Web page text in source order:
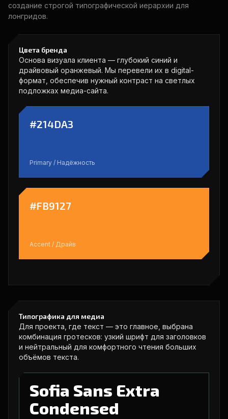
создание строгой типографической иерархии для
лонгридов.
Цвета бренда
Основа визуала клиента — глубокий синий и
драйвовый оранжевый. Мы перевели их в digital-
формат, обеспечив нужный контраст на светлых
подложках медиа-сайта.
#214DA3
Primary / Надёжность
#FB9127
Accent / Драйв
Типографика для медиа
Для проекта, где текст — это главное, выбрана
комбинация гротесков: узкий шрифт для заголовков
и нейтральный для комфортного чтения больших
объёмов текста.
Sofia Sans Extra
Condensed